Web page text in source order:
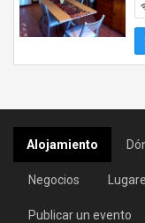
Alojamiento
Negocios
Publicar un evento